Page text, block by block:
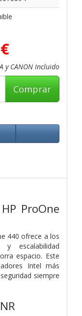
y CANON Incluido
Comprar
ProOne
440 ofrece a los
y escalabilidad
espacio. Este
Intel más
siempre